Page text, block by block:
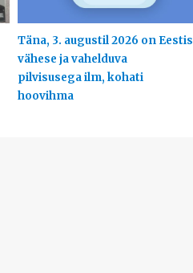
Täna, 3. augustil 2026 on Eestis
vähese ja vahelduva
pilvisusega ilm, kohati
hoovihma